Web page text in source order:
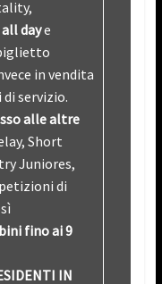
daye
in vendita
servizio.
alle altre
Short
Juniores,
di
fino ai 9
IN